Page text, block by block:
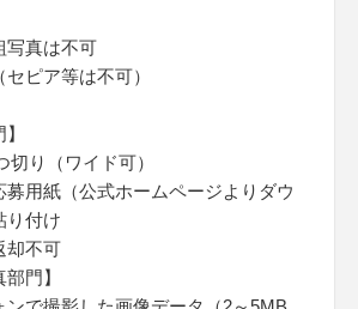
真は不可
ピア等は不可）
り（ワイド可）
用紙（公式ホームページよりダウ
り付け
却不可
門】